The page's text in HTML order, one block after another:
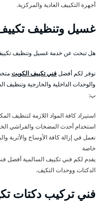
أجهزة التكييف العادية والمركزية.
غسيل وتنظيف
هل تبحث عن خدمة غسيل وتنظيف
نوفر لكم أفضلفني تكييف الكويت
والوحدات الداخلية والخارجية وتنظيف
ب:
استيراد كافة المواد اللازمة لتنظيف
استخدام أحدث المضخات والفراشي
نعمل في إزالة كافة الأوساخ والأتربة
خاصة
يقدم لكم فني تكييف السالمية أفضل
الدكتات ووحدات التكيف.
فني تركيب دكتات